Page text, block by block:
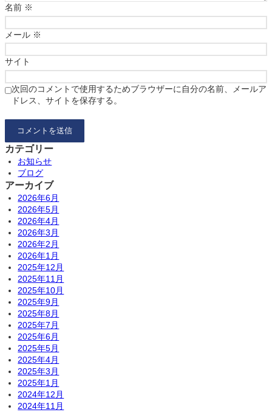
名前 ※
メール ※
サイト
次回のコメントで使用するためブラウザーに自分の名前、メールア
ドレス、サイトを保存する。
カテゴリー
お知らせ
ブログ
アーカイブ
2026年6月
2026年5月
2026年4月
2026年3月
2026年2月
2026年1月
2025年12月
2025年11月
2025年10月
2025年9月
2025年8月
2025年7月
2025年6月
2025年5月
2025年4月
2025年3月
2025年1月
2024年12月
2024年11月